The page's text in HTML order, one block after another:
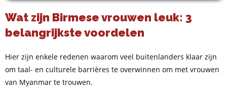
Wat zijn Birmese vrouwen leuk: 3
belangrijkste voordelen
Hier zijn enkele redenen waarom veel buitenlanders klaar zijn
om taal- en culturele barrières te overwinnen om met vrouwen
van Myanmar te trouwen.